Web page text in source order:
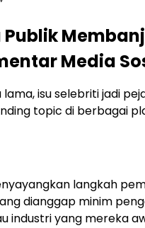
Publik
Media
isu selebriti jadi
topic di berbagai
langkah
dianggap minim
industri yang mereka